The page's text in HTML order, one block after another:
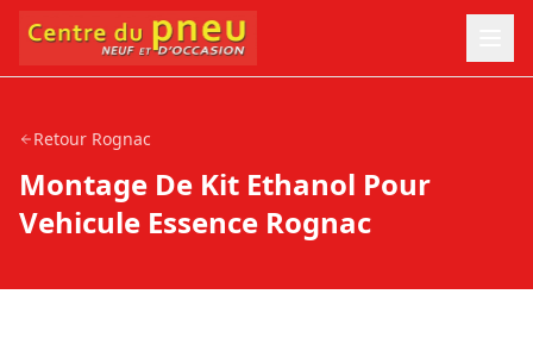
Retour Rognac
Montage De Kit Ethanol Pour
Vehicule Essence Rognac